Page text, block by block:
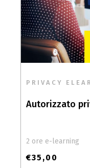
PRIVACY
Autorizzato
2 ore e-learning
€35,00